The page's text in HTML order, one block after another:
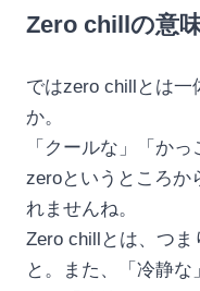
Zero chillの意
ではzero chillとは一
か。
「クールな」「か
zeroというところか
れませんね。
Zero chillとは、つま
と。また、「冷静